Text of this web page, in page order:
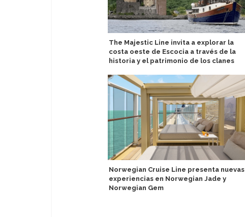
The Majestic Line invita a explorar la
costa oeste de Escocia a través de la
historia y el patrimonio de los clanes
Norwegian Cruise Line presenta nuevas
experiencias en Norwegian Jade y
Norwegian Gem